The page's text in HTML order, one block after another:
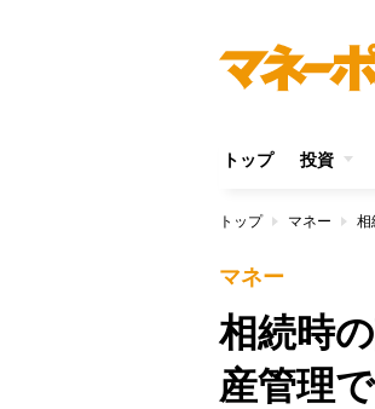
トップ 投資
トップ マネー 相
マネー
相続時
産管理